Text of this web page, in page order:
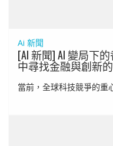
Ai 新聞
[AI 新聞] AI 變局下
中尋找金融與創新
當前，全球科技競爭的重